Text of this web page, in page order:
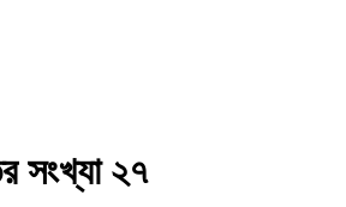
সংখ্যা ২৭